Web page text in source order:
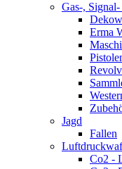
Gas-,
Erma
Jagd
Fallen
Co2 -